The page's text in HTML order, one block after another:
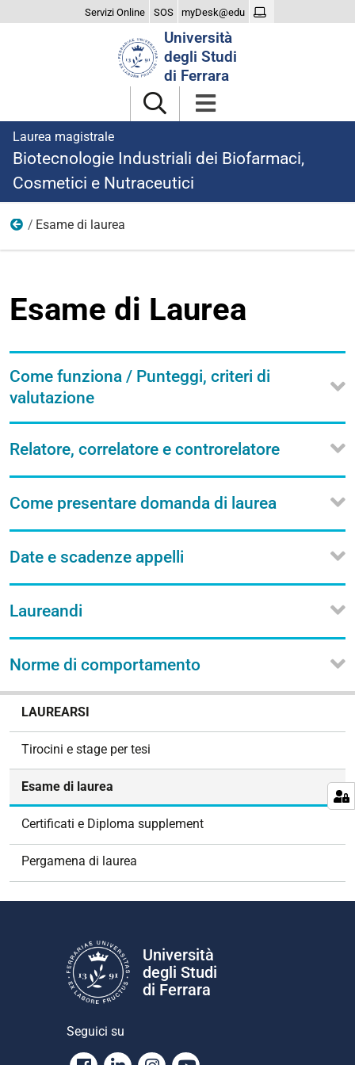
Servizi Online SOS myDesk@edu
Università
degli Studi
di Ferrara
Laurea magistrale
Biotecnologie Industriali dei Biofarmaci,
Cosmetici e Nutraceutici
Laurearsi
Esame di laurea
Esame di Laurea
Come funziona / Punteggi, criteri di
valutazione
Relatore, correlatore e controrelatore
Come presentare domanda di laurea
Date e scadenze appelli
Laureandi
Norme di comportamento
LAUREARSI
Tirocini e stage per tesi
Esame di laurea
Certificati e Diploma supplement
Pergamena di laurea
Università
degli Studi
di Ferrara
Seguici su